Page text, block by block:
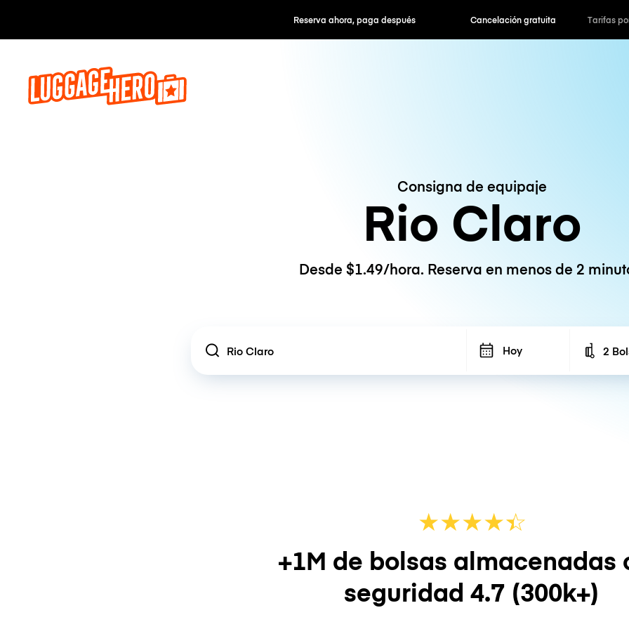
Reserva ahora, paga después Cancelación gratuita Tarifas
Consigna de equipaje
Rio Claro
Desde $1.49/hora. Reserva en menos de 2
Location Hoy 2
★★★★☆
★
+1M de bolsas almacenadas
seguridad 4.7 (300k+)